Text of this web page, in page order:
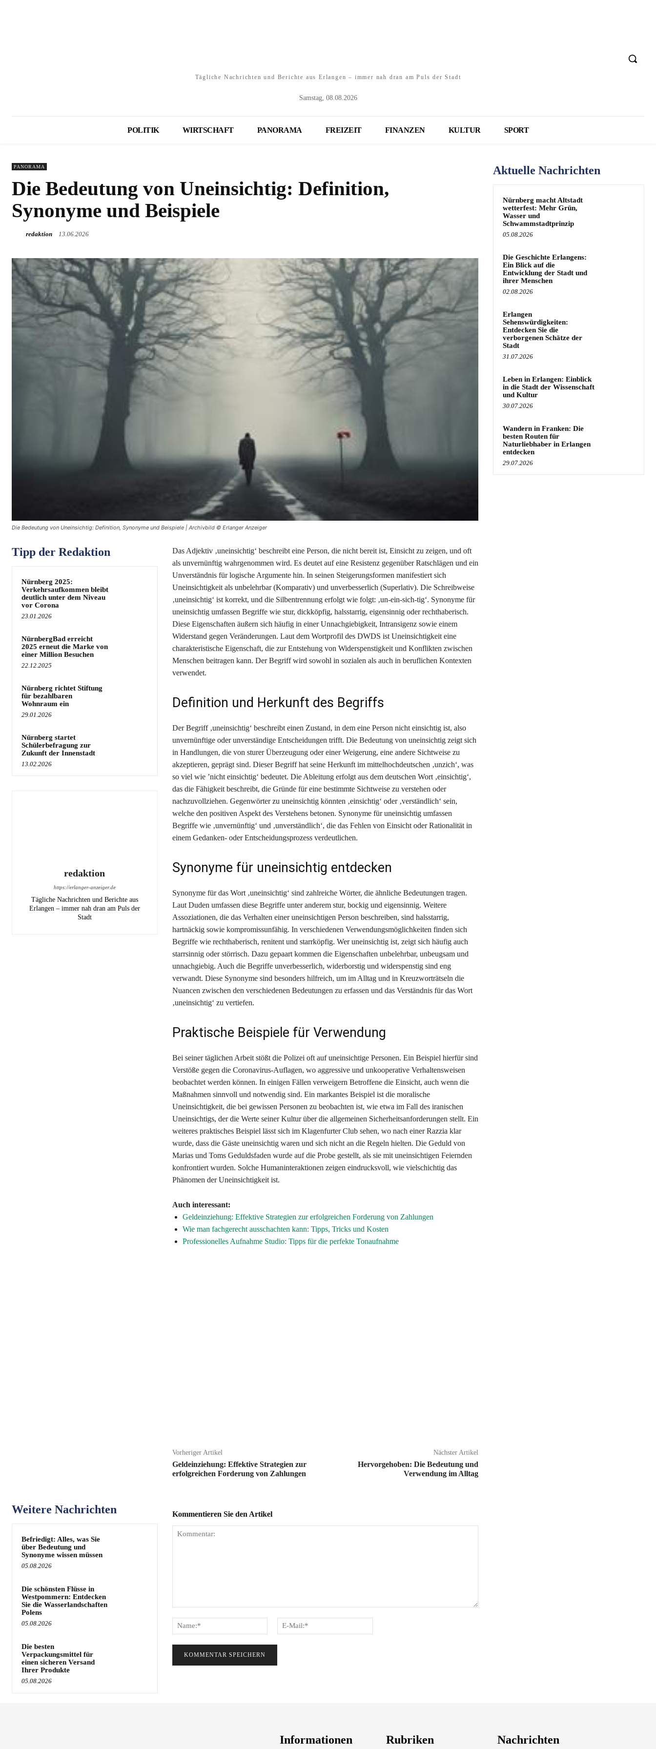
Tägliche Nachrichten und Berichte aus Erlangen – immer nah dran am Puls der Stadt
Samstag, 08.08.2026
POLITIK WIRTSCHAFT PANORAMA FREIZEIT FINANZEN KULTUR SPORT
PANORAMA
Die Bedeutung von Uneinsichtig: Definition,
Synonyme und Beispiele
redaktion 13.06.2026
Die Bedeutung von Uneinsichtig: Definition, Synonyme und Beispiele | Archivbild © Erlanger Anzeiger
Tipp der Redaktion
Nürnberg 2025:
Verkehrsaufkommen bleibt
deutlich unter dem Niveau
vor Corona
23.01.2026
NürnbergBad erreicht
2025 erneut die Marke von
einer Million Besuchen
22.12.2025
Nürnberg richtet Stiftung
für bezahlbaren
Wohnraum ein
29.01.2026
Nürnberg startet
Schülerbefragung zur
Zukunft der Innenstadt
13.02.2026
redaktion
https://erlanger-anzeiger.de
Tägliche Nachrichten und Berichte aus
Erlangen – immer nah dran am Puls der
Stadt
Das Adjektiv ‚uneinsichtig‘ beschreibt eine Person, die nicht bereit ist, Einsicht zu zeigen, und oft
als unvernünftig wahrgenommen wird. Es deutet auf eine Resistenz gegenüber Ratschlägen und ein
Unverständnis für logische Argumente hin. In seinen Steigerungsformen manifestiert sich
Uneinsichtigkeit als unbelehrbar (Komparativ) und unverbesserlich (Superlativ). Die Schreibweise
‚uneinsichtig‘ ist korrekt, und die Silbentrennung erfolgt wie folgt: ‚un-ein-sich-tig‘. Synonyme für
uneinsichtig umfassen Begriffe wie stur, dickköpfig, halsstarrig, eigensinnig oder rechthaberisch.
Diese Eigenschaften äußern sich häufig in einer Unnachgiebigkeit, Intransigenz sowie einem
Widerstand gegen Veränderungen. Laut dem Wortprofil des DWDS ist Uneinsichtigkeit eine
charakteristische Eigenschaft, die zur Entstehung von Widerspenstigkeit und Konflikten zwischen
Menschen beitragen kann. Der Begriff wird sowohl in sozialen als auch in beruflichen Kontexten
verwendet.
Definition und Herkunft des Begriffs
Der Begriff ‚uneinsichtig‘ beschreibt einen Zustand, in dem eine Person nicht einsichtig ist, also
unvernünftige oder unverständige Entscheidungen trifft. Die Bedeutung von uneinsichtig zeigt sich
in Handlungen, die von sturer Überzeugung oder einer Weigerung, eine andere Sichtweise zu
akzeptieren, geprägt sind. Dieser Begriff hat seine Herkunft im mittelhochdeutschen ‚unzich‘, was
so viel wie ’nicht einsichtig‘ bedeutet. Die Ableitung erfolgt aus dem deutschen Wort ‚einsichtig‘,
das die Fähigkeit beschreibt, die Gründe für eine bestimmte Sichtweise zu verstehen oder
nachzuvollziehen. Gegenwörter zu uneinsichtig könnten ‚einsichtig‘ oder ‚verständlich‘ sein,
welche den positiven Aspekt des Verstehens betonen. Synonyme für uneinsichtig umfassen
Begriffe wie ‚unvernünftig‘ und ‚unverständlich‘, die das Fehlen von Einsicht oder Rationalität in
einem Gedanken- oder Entscheidungsprozess verdeutlichen.
Synonyme für uneinsichtig entdecken
Synonyme für das Wort ‚uneinsichtig‘ sind zahlreiche Wörter, die ähnliche Bedeutungen tragen.
Laut Duden umfassen diese Begriffe unter anderem stur, bockig und eigensinnig. Weitere
Assoziationen, die das Verhalten einer uneinsichtigen Person beschreiben, sind halsstarrig,
hartnäckig sowie kompromissunfähig. In verschiedenen Verwendungsmöglichkeiten finden sich
Begriffe wie rechthaberisch, renitent und starrköpfig. Wer uneinsichtig ist, zeigt sich häufig auch
starrsinnig oder störrisch. Dazu gepaart kommen die Eigenschaften unbelehrbar, unbeugsam und
unnachgiebig. Auch die Begriffe unverbesserlich, widerborstig und widerspenstig sind eng
verwandt. Diese Synonyme sind besonders hilfreich, um im Alltag und in Kreuzworträtseln die
Nuancen zwischen den verschiedenen Bedeutungen zu erfassen und das Verständnis für das Wort
‚uneinsichtig‘ zu vertiefen.
Praktische Beispiele für Verwendung
Bei seiner täglichen Arbeit stößt die Polizei oft auf uneinsichtige Personen. Ein Beispiel hierfür sind
Verstöße gegen die Coronavirus-Auflagen, wo aggressive und unkooperative Verhaltensweisen
beobachtet werden können. In einigen Fällen verweigern Betroffene die Einsicht, auch wenn die
Maßnahmen sinnvoll und notwendig sind. Ein markantes Beispiel ist die moralische
Uneinsichtigkeit, die bei gewissen Personen zu beobachten ist, wie etwa im Fall des iranischen
Uneinsichtigs, der die Werte seiner Kultur über die allgemeinen Sicherheitsanforderungen stellt. Ein
weiteres praktisches Beispiel lässt sich im Klagenfurter Club sehen, wo nach einer Razzia klar
wurde, dass die Gäste uneinsichtig waren und sich nicht an die Regeln hielten. Die Geduld von
Marias und Toms Geduldsfaden wurde auf die Probe gestellt, als sie mit uneinsichtigen Feiernden
konfrontiert wurden. Solche Humaninteraktionen zeigen eindrucksvoll, wie vielschichtig das
Phänomen der Uneinsichtigkeit ist.
Auch interessant:
Geldeinziehung: Effektive Strategien zur erfolgreichen Forderung von Zahlungen
Wie man fachgerecht ausschachten kann: Tipps, Tricks und Kosten
Professionelles Aufnahme Studio: Tipps für die perfekte Tonaufnahme
Vorheriger Artikel
Geldeinziehung: Effektive Strategien zur
erfolgreichen Forderung von Zahlungen
Nächster Artikel
Hervorgehoben: Die Bedeutung und
Verwendung im Alltag
Weitere Nachrichten
Befriedigt: Alles, was Sie
über Bedeutung und
Synonyme wissen müssen
05.08.2026
Die schönsten Flüsse in
Westpommern: Entdecken
Sie die Wasserlandschaften
Polens
05.08.2026
Die besten
Verpackungsmittel für
einen sicheren Versand
Ihrer Produkte
05.08.2026
Kommentieren Sie den Artikel
Name:*
Mail:*
Aktuelle Nachrichten
Nürnberg macht Altstadt
wetterfest: Mehr Grün,
Wasser und
Schwammstadtprinzip
05.08.2026
Die Geschichte Erlangens:
Ein Blick auf die
Entwicklung der Stadt und
ihrer Menschen
02.08.2026
Erlangen
Sehenswürdigkeiten:
Entdecken Sie die
verborgenen Schätze der
Stadt
31.07.2026
Leben in Erlangen: Einblick
in die Stadt der Wissenschaft
und Kultur
30.07.2026
Wandern in Franken: Die
besten Routen für
Naturliebhaber in Erlangen
entdecken
29.07.2026
Informationen Rubriken Nachrichten